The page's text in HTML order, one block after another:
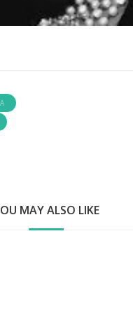
MAY ALSO LIKE